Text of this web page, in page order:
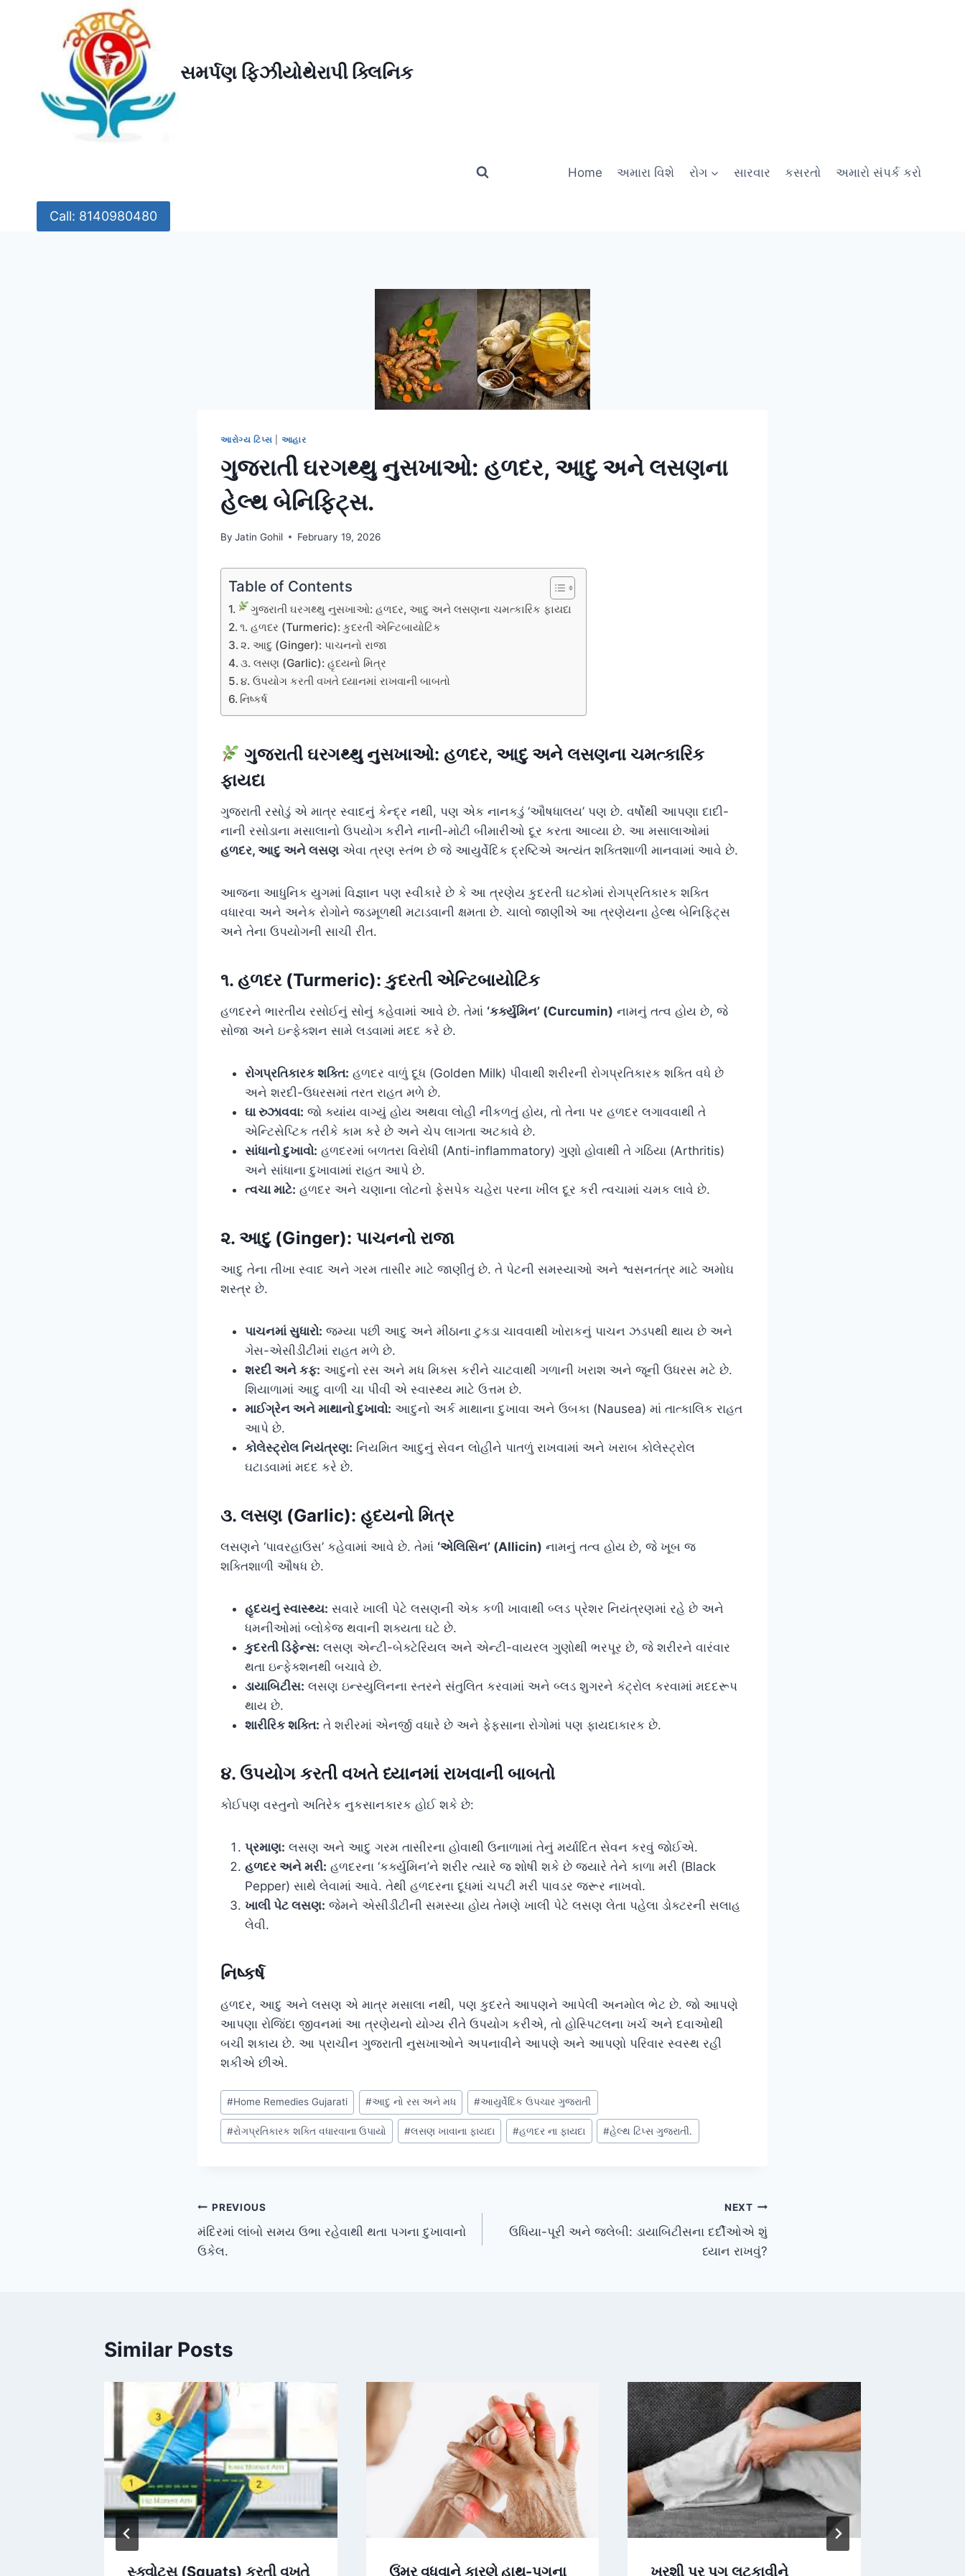
સમર્પણ ફિઝીયોથેરાપી ક્લિનિક
Home અમારા વિશે રોગ સારવાર કસરતો અમારો સંપર્ક કરો
Call: 8140980480
આરોગ્ય ટિપ્સ આહાર
ગુજરાતી ઘરગથ્થુ નુસખાઓ: હળદર, આદુ અને લસણના
હેલ્થ બેનિફિટ્સ.
By Jatin Gohil February 19, 2026
Table of Contents
ગુજરાતી ઘરગથ્થુ નુસખાઓ: હળદર, આદુ અને લસણના ચમત્કારિક ફાયદા
૧. હળદર (Turmeric): કુદરતી એન્ટિબાયોટિક
૨. આદુ (Ginger): પાચનનો રાજા
૩. લસણ (Garlic): હૃદયનો મિત્ર
૪. ઉપયોગ કરતી વખતે ધ્યાનમાં રાખવાની બાબતો
નિષ્કર્ષ
ગુજરાતી ઘરગથ્થુ નુસખાઓ: હળદર, આદુ અને લસણના ચમત્કારિક
ફાયદા
ગુજરાતી રસોડું એ માત્ર સ્વાદનું કેન્દ્ર નથી, પણ એક નાનકડું ‘ઔષધાલય’ પણ છે. વર્ષોથી આપણા દાદી-
નાની રસોડાના મસાલાનો ઉપયોગ કરીને નાની-મોટી બીમારીઓ દૂર કરતા આવ્યા છે. આ મસાલાઓમાં
હળદર, આદુ અને લસણ એવા ત્રણ સ્તંભ છે જે આયુર્વેદિક દ્રષ્ટિએ અત્યંત શક્તિશાળી માનવામાં આવે છે.
આજના આધુનિક યુગમાં વિજ્ઞાન પણ સ્વીકારે છે કે આ ત્રણેય કુદરતી ઘટકોમાં રોગપ્રતિકારક શક્તિ
વધારવા અને અનેક રોગોને જડમૂળથી મટાડવાની ક્ષમતા છે. ચાલો જાણીએ આ ત્રણેયના હેલ્થ બેનિફિટ્સ
અને તેના ઉપયોગની સાચી રીત.
૧. હળદર (Turmeric): કુદરતી એન્ટિબાયોટિક
હળદરને ભારતીય રસોઈનું સોનું કહેવામાં આવે છે. તેમાં ‘કર્ક્યુમિન’ (Curcumin) નામનું તત્વ હોય છે, જે
સોજા અને ઇન્ફેક્શન સામે લડવામાં મદદ કરે છે.
રોગપ્રતિકારક શક્તિ: હળદર વાળું દૂધ (Golden Milk) પીવાથી શરીરની રોગપ્રતિકારક શક્તિ વધે છે
અને શરદી-ઉધરસમાં તરત રાહત મળે છે.
ઘા રુઝાવવા: જો ક્યાંય વાગ્યું હોય અથવા લોહી નીકળતું હોય, તો તેના પર હળદર લગાવવાથી તે
એન્ટિસેપ્ટિક તરીકે કામ કરે છે અને ચેપ લાગતા અટકાવે છે.
સાંધાનો દુખાવો: હળદરમાં બળતરા વિરોધી (Anti-inflammatory) ગુણો હોવાથી તે ગઠિયા (Arthritis)
અને સાંધાના દુખાવામાં રાહત આપે છે.
ત્વચા માટે: હળદર અને ચણાના લોટનો ફેસપેક ચહેરા પરના ખીલ દૂર કરી ત્વચામાં ચમક લાવે છે.
૨. આદુ (Ginger): પાચનનો રાજા
આદુ તેના તીખા સ્વાદ અને ગરમ તાસીર માટે જાણીતું છે. તે પેટની સમસ્યાઓ અને શ્વસનતંત્ર માટે અમોઘ
શસ્ત્ર છે.
પાચનમાં સુધારો: જમ્યા પછી આદુ અને મીઠાના ટુકડા ચાવવાથી ખોરાકનું પાચન ઝડપથી થાય છે અને
ગેસ-એસીડીટીમાં રાહત મળે છે.
શરદી અને કફ: આદુનો રસ અને મધ મિક્સ કરીને ચાટવાથી ગળાની ખરાશ અને જૂની ઉધરસ મટે છે.
શિયાળામાં આદુ વાળી ચા પીવી એ સ્વાસ્થ્ય માટે ઉત્તમ છે.
માઈગ્રેન અને માથાનો દુખાવો: આદુનો અર્ક માથાના દુખાવા અને ઉબકા (Nausea) માં તાત્કાલિક રાહત
આપે છે.
કોલેસ્ટ્રોલ નિયંત્રણ: નિયમિત આદુનું સેવન લોહીને પાતળું રાખવામાં અને ખરાબ કોલેસ્ટ્રોલ
ઘટાડવામાં મદદ કરે છે.
૩. લસણ (Garlic): હૃદયનો મિત્ર
લસણને ‘પાવરહાઉસ’ કહેવામાં આવે છે. તેમાં ‘એલિસિન’ (Allicin) નામનું તત્વ હોય છે, જે ખૂબ જ
શક્તિશાળી ઔષધ છે.
હૃદયનું સ્વાસ્થ્ય: સવારે ખાલી પેટે લસણની એક કળી ખાવાથી બ્લડ પ્રેશર નિયંત્રણમાં રહે છે અને
ધમનીઓમાં બ્લોકેજ થવાની શક્યતા ઘટે છે.
કુદરતી ડિફેન્સ: લસણ એન્ટી-બેક્ટેરિયલ અને એન્ટી-વાયરલ ગુણોથી ભરપૂર છે, જે શરીરને વારંવાર
થતા ઇન્ફેક્શનથી બચાવે છે.
ડાયાબિટીસ: લસણ ઇન્સ્યુલિનના સ્તરને સંતુલિત કરવામાં અને બ્લડ શુગરને કંટ્રોલ કરવામાં મદદરૂપ
થાય છે.
શારીરિક શક્તિ: તે શરીરમાં એનર્જી વધારે છે અને ફેફસાના રોગોમાં પણ ફાયદાકારક છે.
૪. ઉપયોગ કરતી વખતે ધ્યાનમાં રાખવાની બાબતો
કોઈપણ વસ્તુનો અતિરેક નુકસાનકારક હોઈ શકે છે:
પ્રમાણ: લસણ અને આદુ ગરમ તાસીરના હોવાથી ઉનાળામાં તેનું મર્યાદિત સેવન કરવું જોઈએ.
હળદર અને મરી: હળદરના ‘કર્ક્યુમિન’ને શરીર ત્યારે જ શોષી શકે છે જ્યારે તેને કાળા મરી (Black
Pepper) સાથે લેવામાં આવે. તેથી હળદરના દૂધમાં ચપટી મરી પાવડર જરૂર નાખવો.
ખાલી પેટ લસણ: જેમને એસીડીટીની સમસ્યા હોય તેમણે ખાલી પેટે લસણ લેતા પહેલા ડોક્ટરની સલાહ
લેવી.
નિષ્કર્ષ
હળદર, આદુ અને લસણ એ માત્ર મસાલા નથી, પણ કુદરતે આપણને આપેલી અનમોલ ભેટ છે. જો આપણે
આપણા રોજિંદા જીવનમાં આ ત્રણેયનો યોગ્ય રીતે ઉપયોગ કરીએ, તો હોસ્પિટલના ખર્ચ અને દવાઓથી
બચી શકાય છે. આ પ્રાચીન ગુજરાતી નુસખાઓને અપનાવીને આપણે અને આપણો પરિવાર સ્વસ્થ રહી
શકીએ છીએ.
Post
Tags:
#Home Remedies Gujarati #આદુ નો રસ અને મધ #આયુર્વેદિક ઉપચાર ગુજરાતી
#રોગપ્રતિકારક શક્તિ વધારવાના ઉપાયો #લસણ ખાવાના ફાયદા #હળદર ના ફાયદા #હેલ્થ ટિપ્સ ગુજરાતી.
Post
navigation
PREVIOUS
મંદિરમાં લાંબો સમય ઉભા રહેવાથી થતા પગના દુખાવાનો
ઉકેલ.
NEXT
ઉધિયા-પૂરી અને જલેબી: ડાયાબિટીસના દર્દીઓએ શું
ધ્યાન રાખવું?
Similar Posts
સ્ક્વોટ્સ (Squats) કરતી વખતે ઉંમર વધવાને કારણે હાથ-પગના ખુરશી પર પગ લટકાવીને